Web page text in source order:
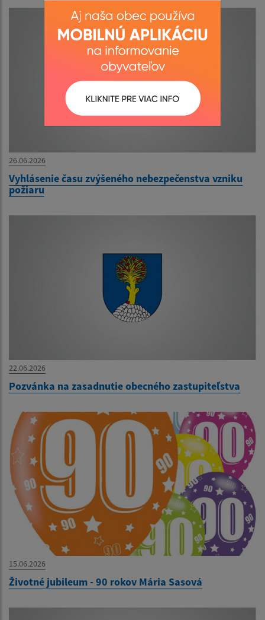
26.06.2026
Vyhlásenie času zvýšeného nebezpečenstva vzniku
požiaru
22.06.2026
Pozvánka na zasadnutie obecného zastupiteľstva
15.06.2026
Životné jubileum - 90 rokov Mária Sasová